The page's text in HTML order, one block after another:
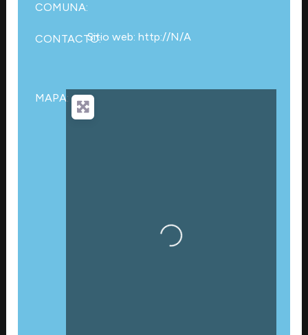
COMUNA:
CONTACTO:Sitio web: http://N/A
MAPA:
Cargando…